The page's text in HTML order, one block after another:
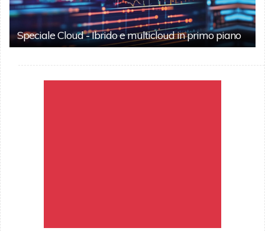
Speciale Cloud - Ibrido e multicloud in primo piano